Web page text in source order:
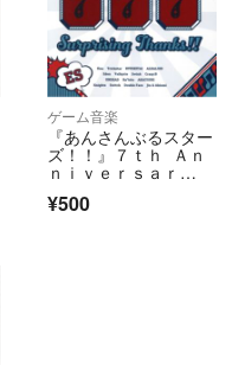
ゲーム音楽
『あんさんぶるスター
ズ！！』７ｔｈ Ａｎ
ｎｉｖｅｒｓａｒ
ｐｒｉｓｉｎｇ Ｔｈ
¥500